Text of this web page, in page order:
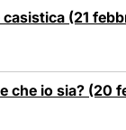
casistica (21
che io sia? (20